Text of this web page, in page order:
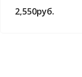
2,550руб.